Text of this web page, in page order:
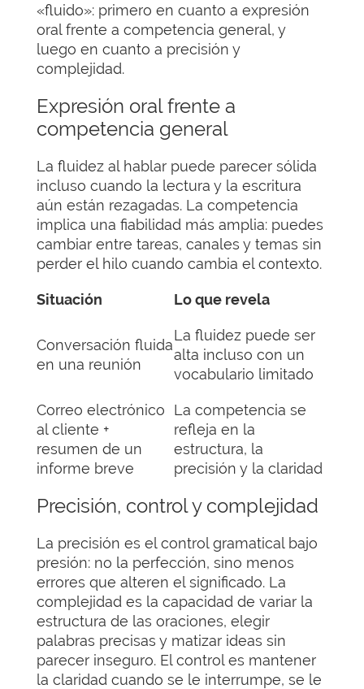
«fluido»: primero en cuanto a expresión
oral frente a competencia general, y
luego en cuanto a precisión y
complejidad.
Expresión oral frente a
competencia general
La fluidez al hablar puede parecer sólida
incluso cuando la lectura y la escritura
aún están rezagadas. La competencia
implica una fiabilidad más amplia: puedes
cambiar entre tareas, canales y temas sin
perder el hilo cuando cambia el contexto.
Situación Lo que revela
Conversación fluida
en una reunión
La fluidez puede ser
alta incluso con un
vocabulario limitado
Correo electrónico
al cliente +
resumen de un
informe breve
La competencia se
refleja en la
estructura, la
precisión y la claridad
Precisión, control y complejidad
La precisión es el control gramatical bajo
presión: no la perfección, sino menos
errores que alteren el significado. La
complejidad es la capacidad de variar la
estructura de las oraciones, elegir
palabras precisas y matizar ideas sin
parecer inseguro. El control es mantener
la claridad cuando se le interrumpe, se le